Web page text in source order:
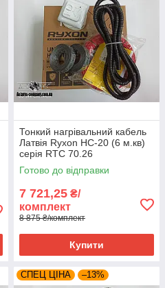
Тонкий нагрівальний кабель
Латвія Ryxon HC-20 (6 м.кв)
серія RTC 70.26
Готово до відправки
7 721,25 ₴/
комплект
8 875 ₴/комплект
Купити
СПЕЦ ЦІНА –13%